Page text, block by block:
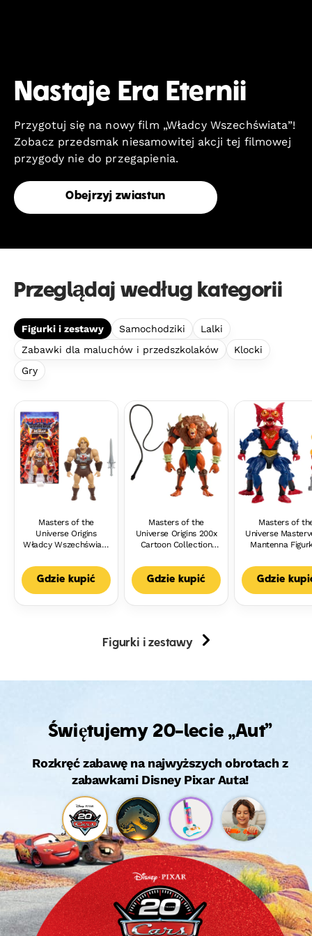
Nastaje Era Eternii
Przygotuj się na nowy film „Władcy Wszechświata”!
Zobacz przedsmak niesamowitej akcji tej filmowej
przygody nie do przegapienia.
Obejrzyj zwiastun
Przeglądaj według kategorii
Figurki i zestawy Samochodziki
Lalki
Zabawki dla maluchów i przedszkolaków
Klocki
Gry
Masters of the
Universe Origins
Władcy Wszechświata
Figurka i akcesorium
Zabawka filmowa 6+
Gdzie kupić
Masters of the
Universe Origins 200x
Cartoon Collection
Figurka deluxe
Zabawka 6+
Gdzie kupić
Masters of
Universe
Mantenna
Zabawka dla
Gdzie
Figurki i zestawy
Świętujemy 20-lecie „Aut”
Rozkręć zabawę na najwyższych obrotach z
zabawkami Disney Pixar Auta!